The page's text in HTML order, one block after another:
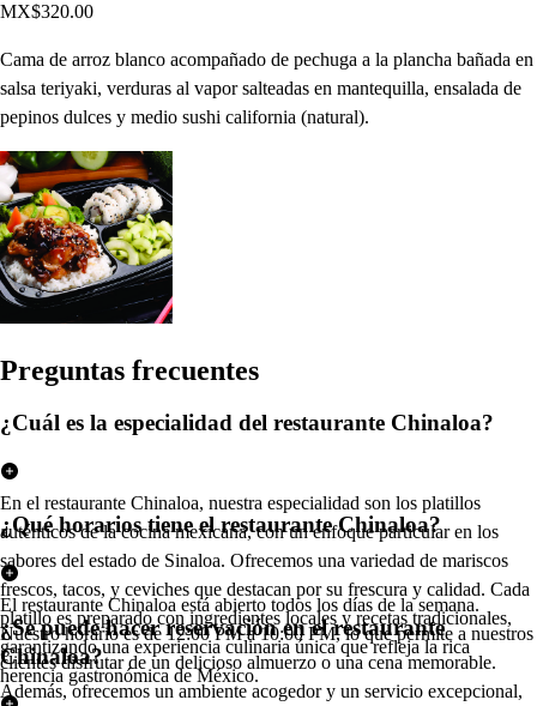
MX$320.00
Cama de arroz blanco acompañado de pechuga a la plancha bañada en
salsa teriyaki, verduras al vapor salteadas en mantequilla, ensalada de
pepinos dulces y medio sushi california (natural).
Preguntas frecuentes
¿Cuál es la especialidad del restaurante Chinaloa?
En el restaurante Chinaloa, nuestra especialidad son los platillos
auténticos de la cocina mexicana, con un enfoque particular en los
sabores del estado de Sinaloa. Ofrecemos una variedad de mariscos
frescos, tacos, y ceviches que destacan por su frescura y calidad. Cada
platillo es preparado con ingredientes locales y recetas tradicionales,
garantizando una experiencia culinaria única que refleja la rica
herencia gastronómica de México.
¿Qué horarios tiene el restaurante Chinaloa?
El restaurante Chinaloa está abierto todos los días de la semana.
Nuestro horario es de 12:00 PM a 10:00 PM, lo que permite a nuestros
clientes disfrutar de un delicioso almuerzo o una cena memorable.
Además, ofrecemos un ambiente acogedor y un servicio excepcional,
¿Se puede hacer reservación en el restaurante
Chinaloa?